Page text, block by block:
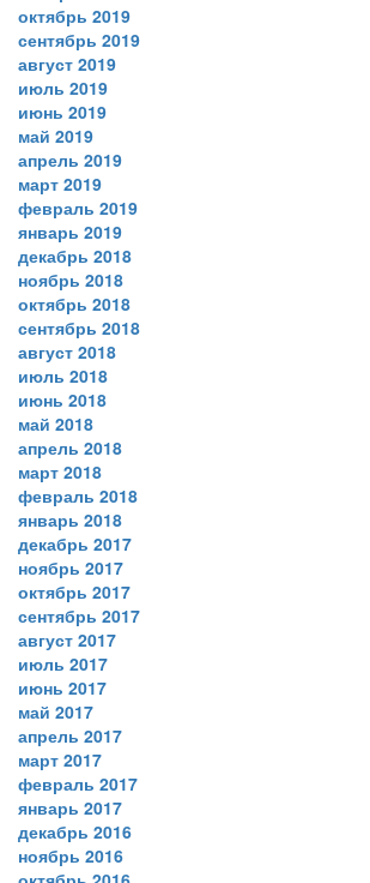
октябрь 2019
сентябрь 2019
август 2019
июль 2019
июнь 2019
май 2019
апрель 2019
март 2019
февраль 2019
январь 2019
декабрь 2018
ноябрь 2018
октябрь 2018
сентябрь 2018
август 2018
июль 2018
июнь 2018
май 2018
апрель 2018
март 2018
февраль 2018
январь 2018
декабрь 2017
ноябрь 2017
октябрь 2017
сентябрь 2017
август 2017
июль 2017
июнь 2017
май 2017
апрель 2017
март 2017
февраль 2017
январь 2017
декабрь 2016
ноябрь 2016